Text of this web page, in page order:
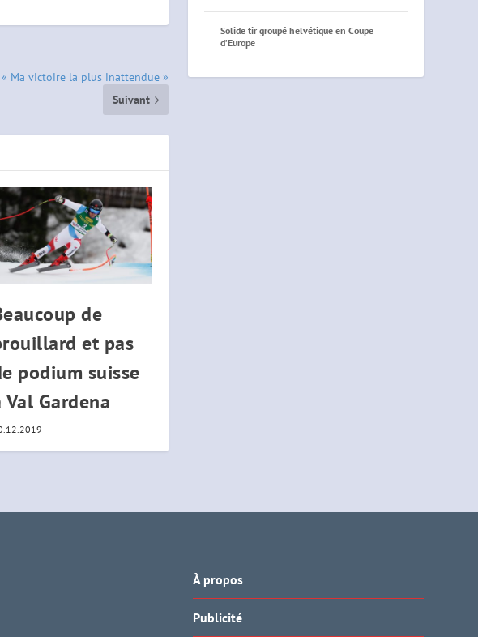
« Ma victoire la plus inattendue »
Suivant
de
et pas
podium suisse
Val Gardena
Solide tir groupé helvétique en Coupe
d’Europe
À propos
Publicité